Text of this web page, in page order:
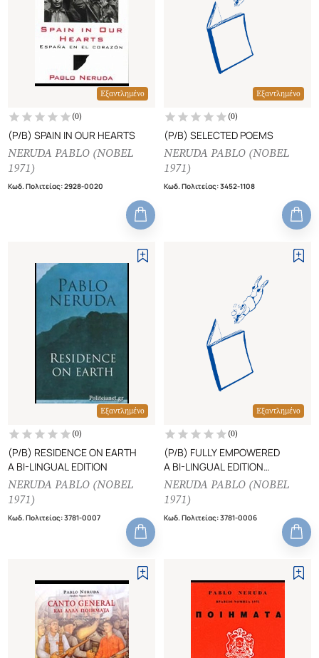
Εξαντλημένο
(0)
(P/B) SPAIN IN OUR HEARTS
NERUDA PABLO (NOBEL
1971)
Κωδ. Πολιτείας:2928-0020
Εξαντλημένο
(0)
(P/B) SELECTED POEMS
NERUDA PABLO (NOBEL
1971)
Κωδ. Πολιτείας:3452-1108
Εξαντλημένο
(0)
(P/B) RESIDENCE ON EARTH
A BI-LINGUAL EDITION
NERUDA PABLO (NOBEL
1971)
Κωδ. Πολιτείας:3781-0007
Εξαντλημένο
(0)
(P/B) FULLY EMPOWERED
A BI-LINGUAL EDITION
TRANSLATED BY ALASTAIR REID
NERUDA PABLO (NOBEL
1971)
Κωδ. Πολιτείας:3781-0006